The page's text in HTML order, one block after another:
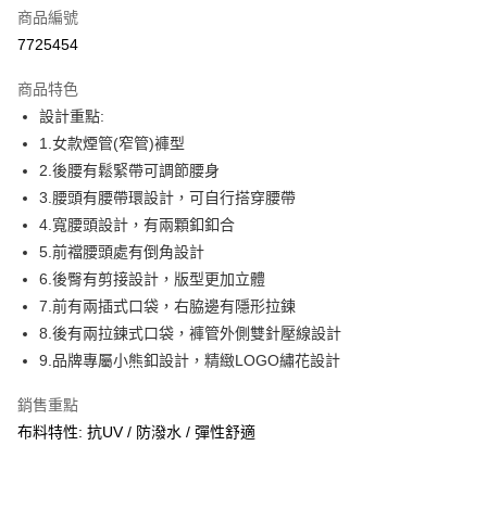
信用卡分期付款
合作金庫商業銀行
華南商業銀行
上海商業儲蓄銀行
國泰世華商業銀行
臺灣中小企業銀行
台中商業銀行
匯豐（台灣）商業銀行
聯邦商業銀行
元大商業銀行
玉山商業銀行
星展（台灣）商業銀行
台新國際商業銀行
中國信託商業銀行
台灣樂天信用卡公司
超商取貨付款
LINE Pay
街口支付
AFTEE先享後付
相關說明
【關於「AFTEE先享後付」】
便利好安心！
１．簡單：不需註冊會員、不需綁卡、不需儲值。
２．便利：只要手機號碼，簡訊認證，即可結帳。
全家取貨付款
商品編號
7725454
商品特色
設計重點:
1.女款煙管(窄管)褲型
2.後腰有鬆緊帶可調節腰身
3.腰頭有腰帶環設計，可自行搭穿腰帶
4.寬腰頭設計，有兩顆釦釦合
5.前襠腰頭處有倒角設計
6.後臀有剪接設計，版型更加立體
7.前有兩插式口袋，右脇邊有隱形拉鍊
8.後有兩拉鍊式口袋，褲管外側雙針壓線設計
9.品牌專屬小熊釦設計，精緻LOGO繡花設計
銷售重點
布料特性: 抗UV / 防潑水 / 彈性舒適